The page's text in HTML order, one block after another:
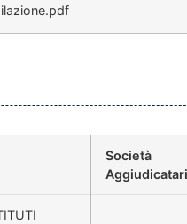
Società